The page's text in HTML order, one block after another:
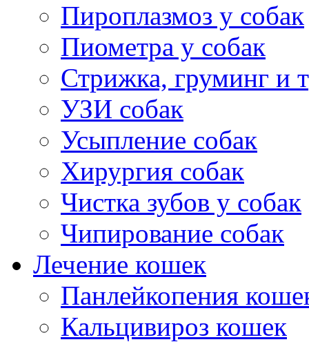
Пироплазмоз у собак
Пиометра у собак
Стрижка, груминг и
УЗИ собак
Усыпление собак
Хирургия собак
Чистка зубов у собак
Чипирование собак
Лечение кошек
Панлейкопения
Кальцивироз кошек